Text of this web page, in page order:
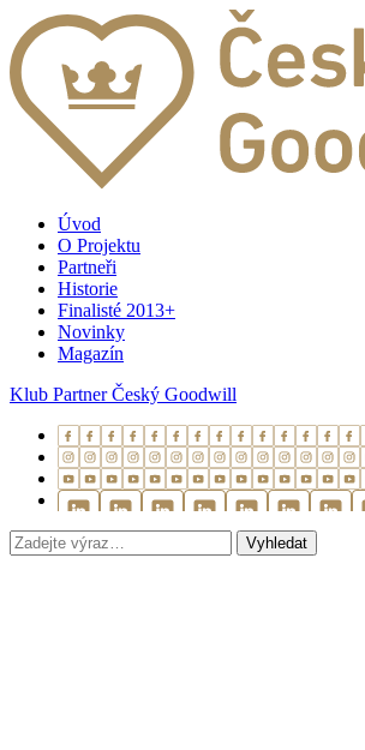
Úvod
O Projektu
Partneři
Historie
Finalisté 2013+
Novinky
Magazín
Klub Partner Český Goodwill
Vyhledat